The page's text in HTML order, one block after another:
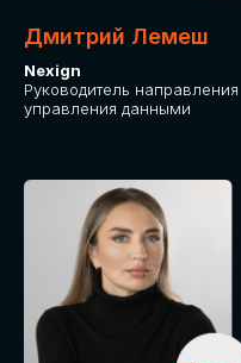
Дмитрий Лемеш
Nexign
Руководитель направления
управления данными
ПРИОБРЕСТИ